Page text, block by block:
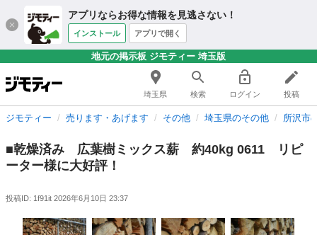
アプリならお得な情報を見逃さない！
インストール アプリで開く
地元の掲示板 ジモティー 埼玉版
埼玉県 検索 ログイン 投稿
ジモティー 売ります・あげます その他 埼玉県のその他 所沢市
■乾燥済み 広葉樹ミックス薪 約40kg 0611 リピ
ーター様に大好評！
投稿ID: 1f91it 2026年6月10日 23:37